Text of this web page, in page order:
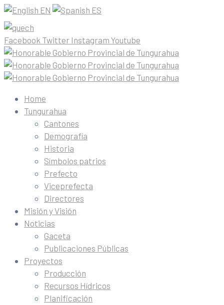
EN ES
Facebook Twitter Instagram Youtube
Home
Tungurahua
Cantones
Demografía
Historia
Símbolos patrios
Prefecto
Viceprefecta
Directores
Misión y Visión
Noticias
Gaceta
Publicaciones Públicas
Proyectos
Producción
Recursos Hídricos
Planificación